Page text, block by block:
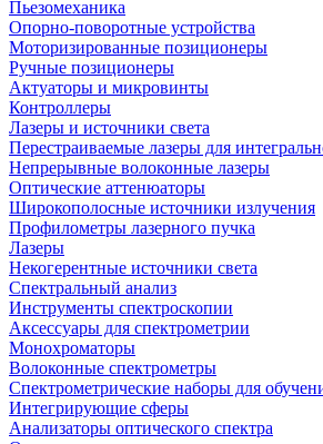
Пьезомеханика
Опорно-поворотные устройства
Моторизированные позиционеры
Ручные позиционеры
Актуаторы и микровинты
Контроллеры
Лазеры и источники света
Перестраиваемые лазеры для
Непрерывные волоконные лазеры
Оптические аттенюаторы
Широкополосные источники излучения
Профилометры лазерного пучка
Лазеры
Некогерентные источники света
Спектральный анализ
Инструменты спектроскопии
Аксессуары для спектрометрии
Монохроматоры
Волоконные спектрометры
Спектрометрические наборы для
Интегрирующие сферы
Анализаторы оптического спектра